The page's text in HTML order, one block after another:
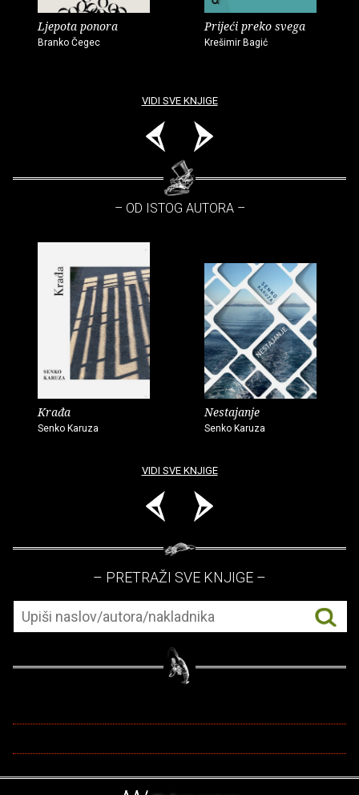
Ljepota ponora
Branko Čegec
Prijeći preko svega
Krešimir Bagić
VIDI SVE KNJIGE
– OD ISTOG AUTORA –
Krađa
Senko Karuza
Nestajanje
Senko Karuza
VIDI SVE KNJIGE
– PRETRAŽI SVE KNJIGE –